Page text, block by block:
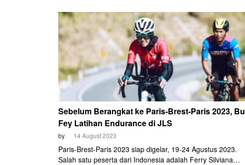
perempuan yang akrab disapa Bu Fey tersebut berdiri di
garis start gelaran signature dari Mainsepeda itu. Baginya,
event ikonik ini bukan cuma soal adu cepat, tapi ujian
komitmen dan mental.
Sebelum Berangkat ke Paris-Brest-Paris 2023, Bu
Fey Latihan Endurance di JLS
by 14 August 2023
Paris-Brest-Paris 2023 siap digelar, 19-24 Agustus 2023.
Salah satu peserta dari Indonesia adalah Ferry Silviana